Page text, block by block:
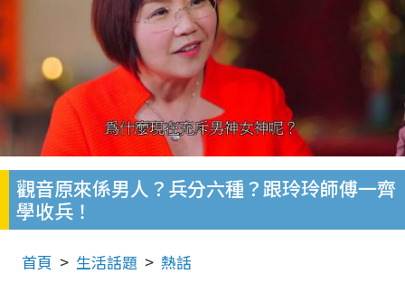
觀音原來係男人？兵分六種？跟玲玲師傅一齊
學收兵！
首頁 生活話題 熱話